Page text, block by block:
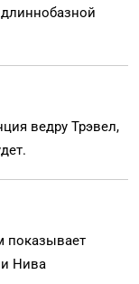
ведру Трэвел,
показывает
Нива